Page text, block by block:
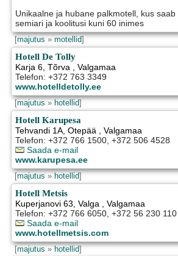
Unikaalne ja hubane palkmotell, kus
semiari ja koolitusi kuni 60 inimes
[majutus»motellid]
Hotell De Tolly
Karja 6,Tõrva , Valgamaa
Telefon: +372 763 3349
www.hotelldetolly.ee
[majutus»hotellid]
Hotell Karupesa
Tehvandi 1A,Otepää , Valgamaa
Telefon: +372 766 1500, +372 506 4528
Saada e-mail
www.karupesa.ee
[majutus»hotellid]
Hotell Metsis
Kuperjanovi 63,Valga , Valgamaa
Telefon: +372 766 6050, +372 56 230 110
Saada e-mail
www.hotellmetsis.com
[majutus»hotellid]